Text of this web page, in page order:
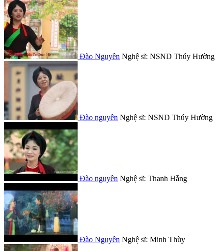
Đào Nguyên Nghệ sĩ: NSND Thúy Hường
Đào nguyên Nghệ sĩ: NSND Thúy Hường
Đào nguyên Nghệ sĩ: Thanh Hằng
Đào Nguyên Nghệ sĩ: Minh Thùy